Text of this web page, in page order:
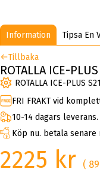
Information Tipsa En
Tillbaka
ROTALLA ICE-
ROTALLA ICE-PLUS
FRI FRAKT vid
10-14 dagars leverans.
Köp nu. betala senare
2225 kr (